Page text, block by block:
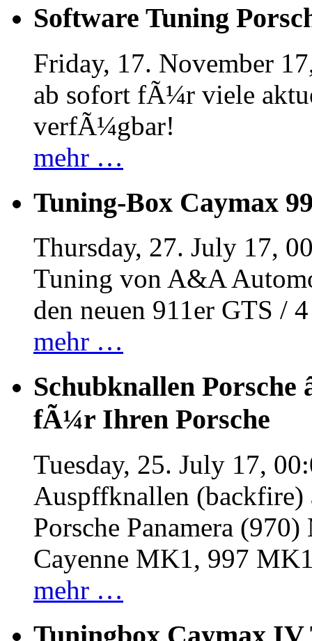
Software Tuning
Friday, 17. November
ab sofort fÃ¼r viele
verfÃ¼gbar!
mehr …
Tuning-Box Caymax
Thursday, 27. July 17,
Tuning von A&A
den neuen 911er GTS /
mehr …
Schubknallen Porsche
fÃ¼r Ihren Porsche
Tuesday, 25. July 17,
Auspffknallen
Porsche Panamera
Cayenne MK1, 997
mehr …